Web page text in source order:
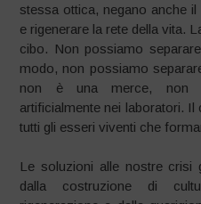
stessa ottica, negano anche
e rigenerare la rete della vita.
cibo. Non possiamo
modo, non possiamo
non è una merce, non
artificialmente nei laboratori.
tutti gli esseri viventi che
Le soluzioni alle nostre crisi
dalla costruzione di